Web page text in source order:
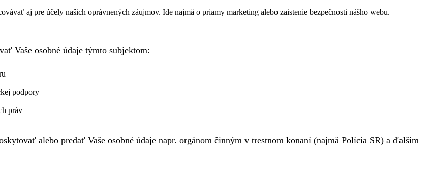
aj pre účely našich oprávnených záujmov. Ide najmä o priamy marketing alebo zaistenie bezpečnosti nášho webu.
Vaše osobné údaje týmto subjektom:
podpory
práv
alebo predať Vaše osobné údaje napr. orgánom činným v trestnom konaní (najmä Polícia SR) a ďalším